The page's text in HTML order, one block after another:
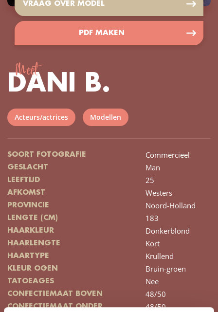
VRAAG OVER MODEL
PDF MAKEN
Meet
DANI B.
Acteurs/actrices Modellen
SOORT FOTOGRAFIE Commercieel
GESLACHT Man
LEEFTIJD 25
AFKOMST Westers
PROVINCIE Noord-Holland
LENGTE (CM) 183
HAARKLEUR Donkerblond
HAARLENGTE Kort
HAARTYPE Krullend
KLEUR OGEN Bruin-groen
TATOEAGES Nee
CONFECTIEMAAT BOVEN 48/50
CONFECTIEMAAT ONDER 48/50